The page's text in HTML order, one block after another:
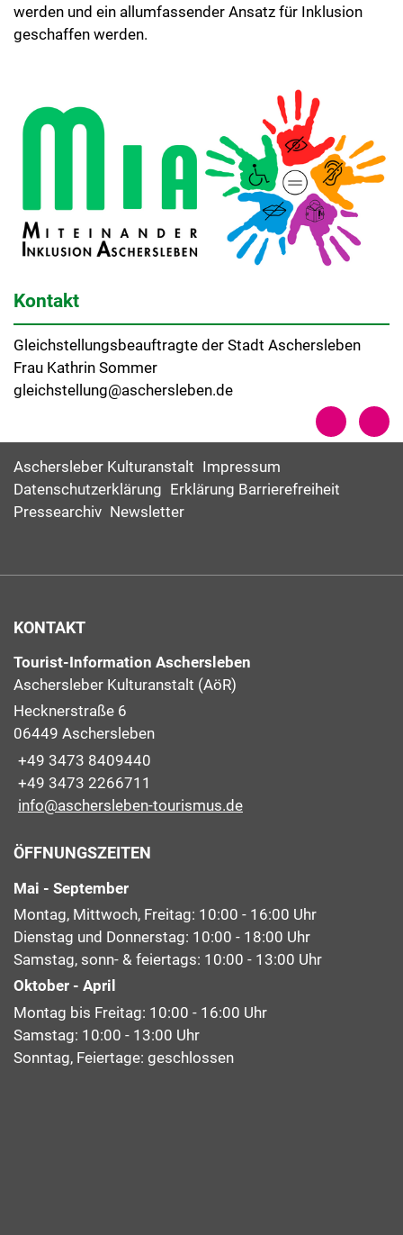
werden und ein allumfassender Ansatz für Inklusion
geschaffen werden.
Kontakt
Gleichstellungsbeauftragte der Stadt Aschersleben
Frau Kathrin Sommer
gleichstellung@aschersleben.de
Aschersleber Kulturanstalt Impressum
Datenschutzerklärung Erklärung Barrierefreiheit
Pressearchiv Newsletter
KONTAKT
Tourist-Information Aschersleben
Aschersleber Kulturanstalt (AöR)
Hecknerstraße 6
06449 Aschersleben
+49 3473 8409440
+49 3473 2266711
info@aschersleben-tourismus.de
ÖFFNUNGSZEITEN
Mai - September
Montag, Mittwoch, Freitag: 10:00 - 16:00 Uhr
Dienstag und Donnerstag: 10:00 - 18:00 Uhr
Samstag, sonn- & feiertags: 10:00 - 13:00 Uhr
Oktober - April
Montag bis Freitag: 10:00 - 16:00 Uhr
Samstag: 10:00 - 13:00 Uhr
Sonntag, Feiertage: geschlossen